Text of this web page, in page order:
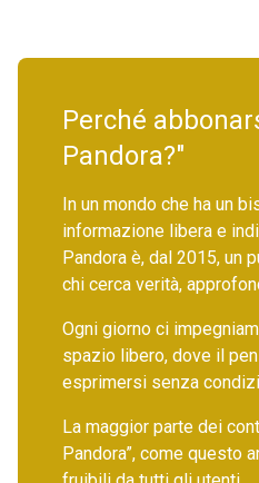
Perché
Pandora?"
In un mondo che ha un
informazione libera e
Pandora è, dal 2015, un
chi cerca verità,
Ogni giorno ci
spazio libero, dove il
esprimersi senza
La maggior parte dei
Pandora”, come questo